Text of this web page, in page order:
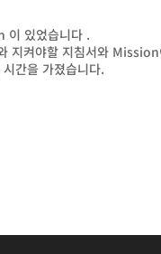
있었습니다 .
지켜야할 지침서와
간을 가졌습니다.